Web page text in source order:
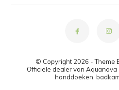
© Copyright 2026 - Theme
Officiële dealer van
handdoeken,